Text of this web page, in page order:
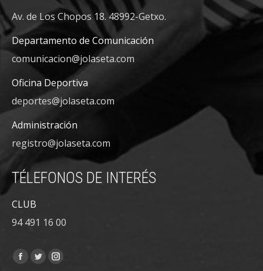
Av. de Los Chopos 18. 48992-Getxo.
Departamento de Comunicación
comunicacion@jolaseta.com
Oficina Deportiva
deportes@jolaseta.com
Administración
registro@jolaseta.com
TÉLEFONOS DE INTERÉS
CLUB
94 491 16 00
Encuéntranos en:
Facebook
TwitterInstagram